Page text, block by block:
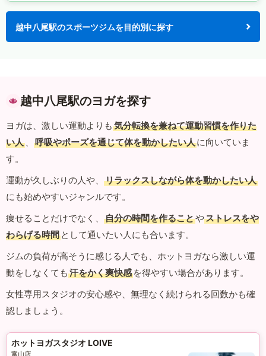
越中八尾駅のスポーツジムを目的別に探す
越中八尾駅のヨガを探す
ヨガは、激しい運動よりも 気分転換を兼ねて運動習慣を作りた
い人 、 呼吸やポーズを通じて体を動かしたい人に向いていま
す。
運動が久しぶりの人や、
リラックスしながら体を動かしたい人
にも始めやすいジャンルです。
痩せることだけでなく、
自分の時間を作ることやストレスをや
わらげる時間 として通いたい人にも合います。
ジムの負荷が高そうに感じる人でも、ホットヨガなら激しい運
動をしなくても 汗をかく爽快感 を得やすい場合があります。
女性専用スタジオの安心感や、無理なく続けられる回数かも確
認しましょう。
ホットヨガスタジオ LOIVE